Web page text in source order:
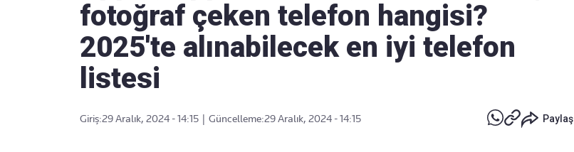
fotoğraf çeken telefon hangisi?
2025'te alınabilecek en iyi telefon
listesi
Giriş:29 Aralık, 2024 - 14:15 Güncelleme:29 Aralık, 2024 - 14:15 Paylaş